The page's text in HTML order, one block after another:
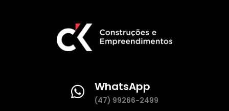
WhatsApp
(47) 99266-2499